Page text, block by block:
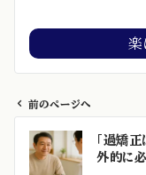
楽
前のページへ
「過矯
外的に